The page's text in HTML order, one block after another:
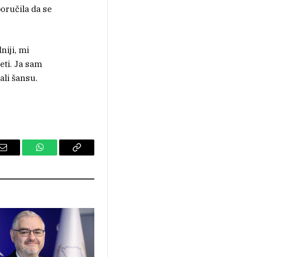
da se
mi
Ja sam
šansu.
Email WhatsAppCopy